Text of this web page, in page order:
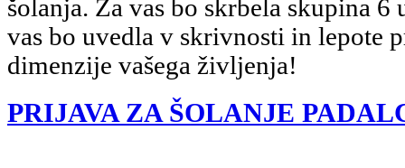
šolanja. Za vas bo skrbela skupina
vas bo uvedla v skrivnosti in lepote
dimenzije vašega življenja!
PRIJAVA ZA ŠOLANJE